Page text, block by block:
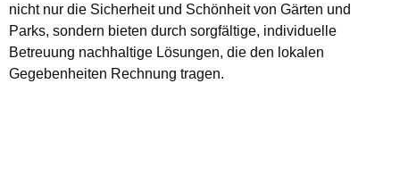
nicht nur die Sicherheit und Schönheit von Gärten und
Parks, sondern bieten durch sorgfältige, individuelle
Betreuung nachhaltige Lösungen, die den lokalen
Gegebenheiten Rechnung tragen.